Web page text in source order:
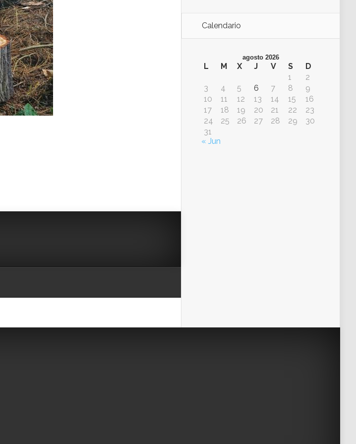
Calendario
agosto 2026
L M X J V S
D
1
2
3
4 5 6 7 8
9
10
11 12 13 14 15
16
17
18 19 20 21 22
23
24
25 26 27 28 29
30
31
« Jun